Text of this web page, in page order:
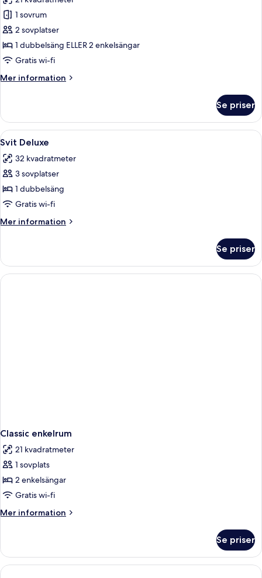
foton
för
Classic-
rum
-
1 sovrum
2 sovplatser
1 dubbelsäng ELLER 2 enkelsängar
Gratis wi-fi
Mer information
Mer
rum
balkong
Se priser
Öppna
alla
foton
för
Svit
Deluxe
Ett hotellrum med en stor säng, ett
11
Svit Deluxe
32 kvadratmeter
3 sovplatser
1 dubbelsäng
Gratis wi-fi
Mer information
Mer
Deluxe
Se priser
Classic enkelrum
21 kvadratmeter
1 sovplats
2 enkelsängar
Gratis wi-fi
Mer information
Mer
enkelrum
Se priser